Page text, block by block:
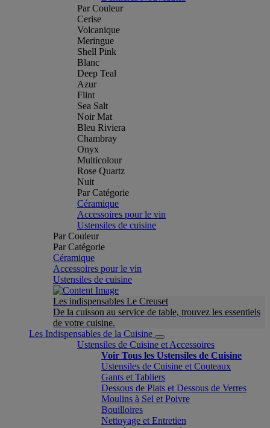
Par Couleur
Cerise
Volcanique
Meringue
Shell Pink
Blanc
Deep Teal
Azur
Flint
Sea Salt
Noir Mat
Bleu Riviera
Chambray
Onyx
Multicolour
Rose Quartz
Nuit
Par Catégorie
Céramique
Accessoires pour le vin
Ustensiles de cuisine
Par Couleur
Par Catégorie
Céramique
Accessoires pour le vin
Ustensiles de cuisine
Les indispensables Le Creuset
De la cuisson au service de table, trouvez les essentiels
de votre cuisine.
Les Indispensables de la Cuisine
Ustensiles de Cuisine et Accessoires
Voir Tous les Ustensiles de Cuisine
Ustensiles de Cuisine et Couteaux
Gants et Tabliers
Dessous de Plats et Dessous de Verres
Moulins à Sel et Poivre
Bouilloires
Nettoyage et Entretien